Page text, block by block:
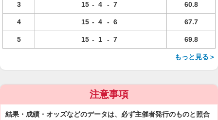
3 15 - 4 - 7 60.8
4 15 - 4 - 6 67.7
5 15 - 1 - 7 69.8
もっと見る＞
注意事項
結果・成績・オッズなどのデータは、必ず主催者発行のものと照合